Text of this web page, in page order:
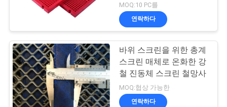
MOQ:10 PC를
연락하다
바위 스크린을 위한 총계
스크린 매체로 온화한 강
철 진동체 스크린 철망사
MOQ:협상 가능한
연락하다